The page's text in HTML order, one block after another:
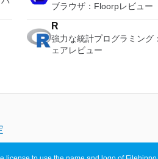
ゲームを高い精度でエミュ
Windowsとエミュレーター
ことができます。欠点は、
苦労し、時々フリーズまた
することです。* PCSX2を
サインインして、すべての
接続をバックアップおよび
仮想キーボードの上のスク
は、Command / Windows
キーが含まれています。 Bluetoothキー
シンとイメージを使用しま
コンピューターと仮想マシ
を共有します。 幅広いホ
ストオペレーティングシス
ェイスを介して仮想マシン
ートしています。
ブラウザ：Floorpレビュー
R
強力な統計プログラミング
ェアレビュー